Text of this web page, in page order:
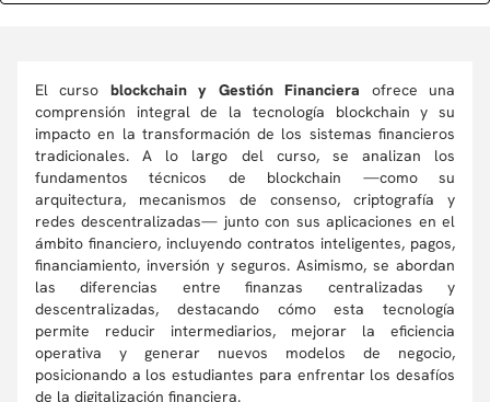
El curso blockchain y Gestión Financiera ofrece una
comprensión integral de la tecnología blockchain y su
impacto en la transformación de los sistemas financieros
tradicionales. A lo largo del curso, se analizan los
fundamentos técnicos de blockchain —como su
arquitectura, mecanismos de consenso, criptografía y
redes descentralizadas— junto con sus aplicaciones en el
ámbito financiero, incluyendo contratos inteligentes, pagos,
financiamiento, inversión y seguros. Asimismo, se abordan
las diferencias entre finanzas centralizadas y
descentralizadas, destacando cómo esta tecnología
permite reducir intermediarios, mejorar la eficiencia
operativa y generar nuevos modelos de negocio,
posicionando a los estudiantes para enfrentar los desafíos
de la digitalización financiera.